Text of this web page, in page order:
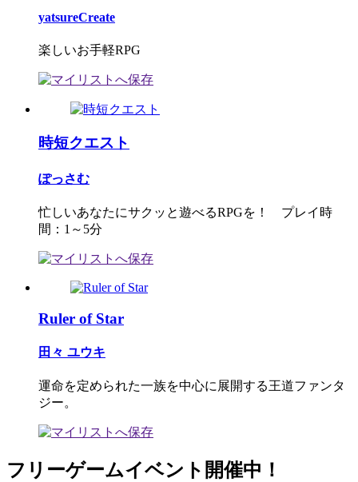
yatsureCreate
楽しいお手軽RPG
時短クエスト
ぽっさむ
忙しいあなたにサクッと遊べるRPGを！ プレイ時
間：1～5分
Ruler of Star
田々 ユウキ
運命を定められた一族を中心に展開する王道ファンタ
ジー。
フリーゲームイベント開催中！